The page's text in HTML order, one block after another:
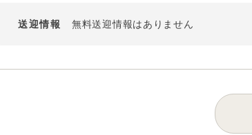
送迎情報 無料送迎情報はありません